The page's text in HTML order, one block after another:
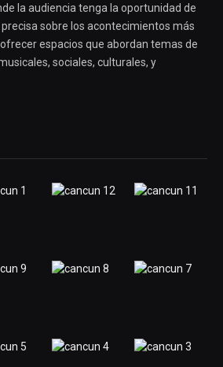
la audiencia tenga la oportunidad de
sobre los acontecimientos más
espacios que abordan temas de
sociales, culturales, y